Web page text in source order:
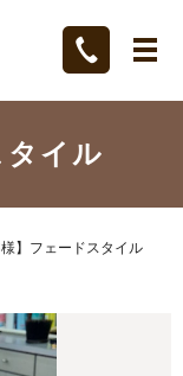
タイル
様】フェードスタイル